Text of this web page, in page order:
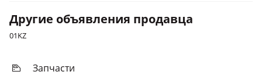
Другие объявления продавца
01KZ
Запчасти